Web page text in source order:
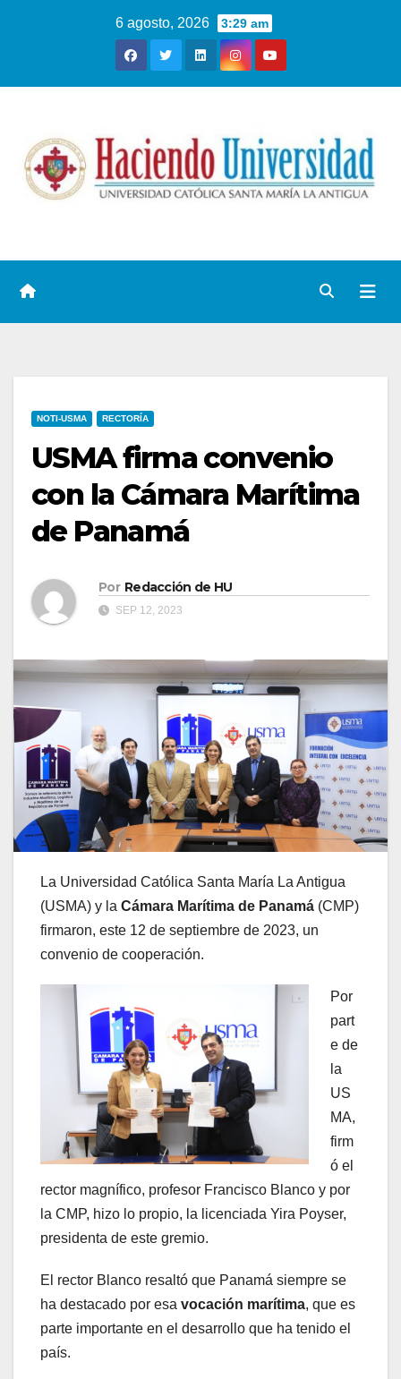
6 agosto, 2026 3:29 am
NOTI-USMA RECTORÍA
USMA firma convenio
con la Cámara Marítima
de Panamá
Por Redacción de HU
SEP 12, 2023
La Universidad Católica Santa María La Antigua
(USMA) y la Cámara Marítima de Panamá (CMP)
firmaron, este 12 de septiembre de 2023, un
convenio de cooperación.
Por
part
e de
la
US
MA,
firm
ó el
rector magnífico, profesor Francisco Blanco y por
la CMP, hizo lo propio, la licenciada Yira Poyser,
presidenta de este gremio.
El rector Blanco resaltó que Panamá siempre se
ha destacado por esa vocación marítima, que es
parte importante en el desarrollo que ha tenido el
país.